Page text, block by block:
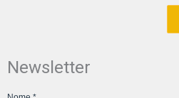
Newsletter